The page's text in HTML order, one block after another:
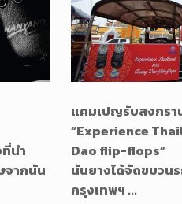
นำ
จากนัน
แคมเปญรับสงกรา
“Experience
Dao flip-flops”
นันยางได้จัดขบวน
กรุงเทพฯ ...